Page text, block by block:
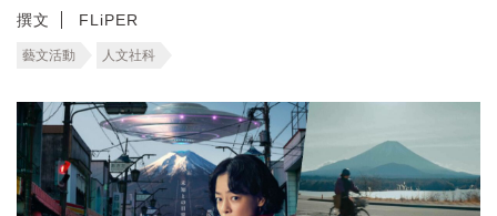
撰文 FLiPER
藝文活動 人文社科